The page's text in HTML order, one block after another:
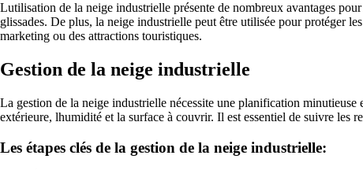
Lutilisation de la neige industrielle présente de nombreux avantages
glissades. De plus, la neige industrielle peut être utilisée pour protéger
marketing ou des attractions touristiques.
Gestion de la neige industrielle
La gestion de la neige industrielle nécessite une planification
extérieure, lhumidité et la surface à couvrir. Il est essentiel de suivre les
Les étapes clés de la gestion de la neige industrielle: